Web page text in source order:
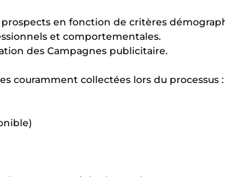
en fonction de critères
et comportementales.
des Campagnes publicitaire.
couramment collectées lors du processus :